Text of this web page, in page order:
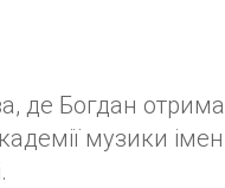
де Богдан
музики